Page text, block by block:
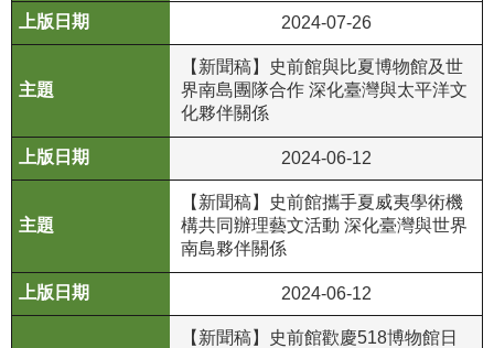
站
S
S
網
資
料
開
2024-07-26
【新聞稿】史前館與比夏博物館及世
界南島團隊合作 深化臺灣與太平洋文
化夥伴關係
2024-06-12
【新聞稿】史前館攜手夏威夷學術機
構共同辦理藝文活動 深化臺灣與世界
南島夥伴關係
2024-06-12
【新聞稿】史前館歡慶518博物館日